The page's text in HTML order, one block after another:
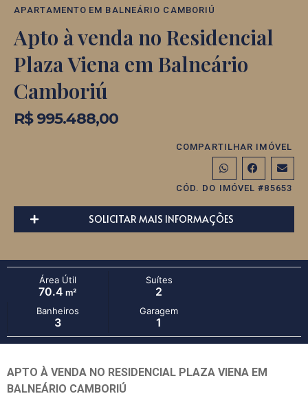
APARTAMENTO EM BALNEÁRIO CAMBORIÚ
Apto à venda no Residencial
Plaza Viena em Balneário
Camboriú
R$ 995.488,00
COMPARTILHAR IMÓVEL
CÓD. DO IMÓVEL #85653
SOLICITAR MAIS INFORMAÇÕES
Área Útil
70.4 m²
Suítes
2
Banheiros
3
Garagem
1
APTO À VENDA NO RESIDENCIAL PLAZA VIENA EM
BALNEÁRIO CAMBORIÚ